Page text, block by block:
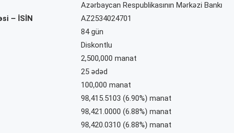
Azərbaycan Respublikasının Mərkəzi Bankı
– İSİN
AZ2534024701
84 gün
Diskontlu
2,500,000 manat
25 ədəd
100,000 manat
98,415.5103 (6.90%) manat
98,421.0000 (6.88%) manat
98,420.0310 (6.88%) manat